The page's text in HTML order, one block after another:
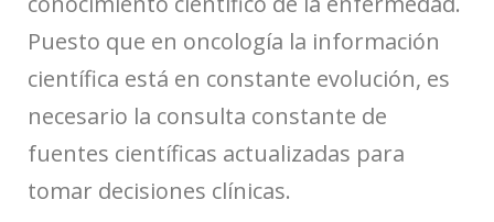
Puesto que en oncología la información
científica está en constante evolución, es
necesario la consulta constante de
fuentes científicas actualizadas para
tomar decisiones clínicas.